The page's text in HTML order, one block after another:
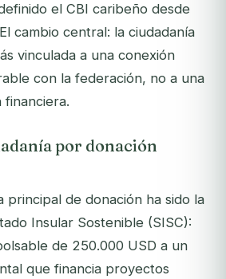
el CBI caribeño desde
cambio central: la ciudadanía
vinculada a una conexión
con la federación, no a una
financiera.
por donación
principal de donación ha sido la
Insular Sostenible (SISC):
de 250.000 USD a un
que financia proyectos